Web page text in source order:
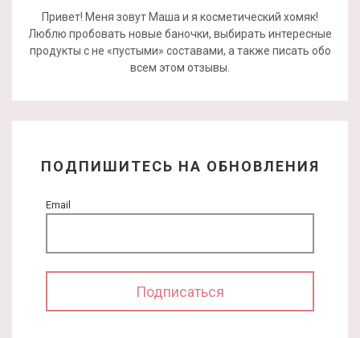
Привет! Меня зовут Маша и я косметический хомяк!
Люблю пробовать новые баночки, выбирать интересные
продукты с не «пустыми» составами, а также писать обо
всем этом отзывы.
ПОДПИШИТЕСЬ НА ОБНОВЛЕНИЯ
Email